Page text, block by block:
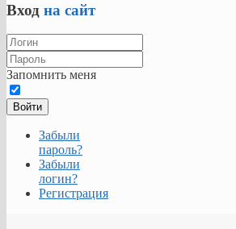
Вход на сайт
Запомнить меня
Войти
Забыли
пароль?
Забыли
логин?
Регистрация